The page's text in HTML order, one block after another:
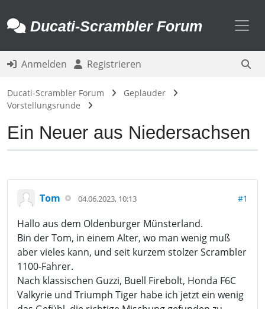
Ducati-Scrambler Forum
Anmelden Registrieren
Ducati-Scrambler Forum
Geplauder
Vorstellungsrunde
Ein Neuer aus Niedersachsen
Tom 04.06.2023, 10:13 #1
Hallo aus dem Oldenburger Münsterland.
Bin der Tom, in einem Alter, wo man wenig muß
aber vieles kann, und seit kurzem stolzer Scrambler
1100-Fahrer.
Nach klassischen Guzzi, Buell Firebolt, Honda F6C
Valkyrie und Triumph Tiger habe ich jetzt ein wenig